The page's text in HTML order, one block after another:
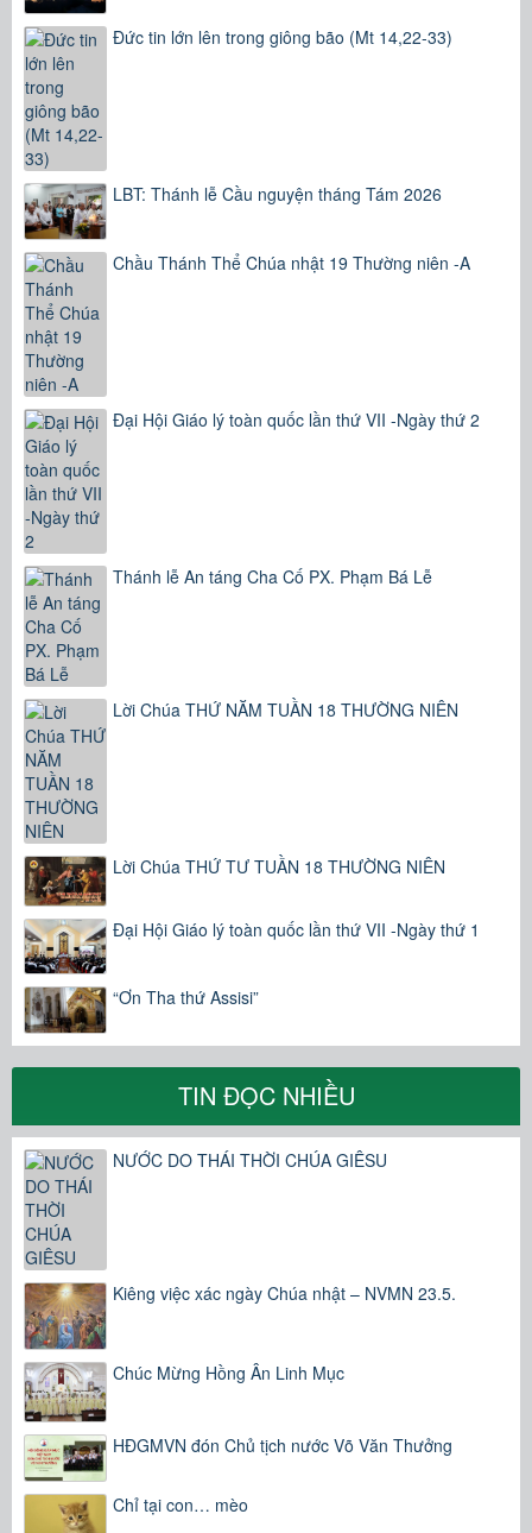
Đức tin lớn lên trong giông bão (Mt 14,22-33)
LBT: Thánh lễ Cầu nguyện tháng Tám 2026
Chầu Thánh Thể Chúa nhật 19 Thường niên -A
Đại Hội Giáo lý toàn quốc lần thứ VII -Ngày thứ 2
Thánh lễ An táng Cha Cố PX. Phạm Bá Lễ
Lời Chúa THỨ NĂM TUẦN 18 THƯỜNG NIÊN
Lời Chúa THỨ TƯ TUẦN 18 THƯỜNG NIÊN
Đại Hội Giáo lý toàn quốc lần thứ VII -Ngày thứ 1
“Ơn Tha thứ Assisi”
TIN ĐỌC NHIỀU
NƯỚC DO THÁI THỜI CHÚA GIÊSU
Kiêng việc xác ngày Chúa nhật – NVMN 23.5.
Chúc Mừng Hồng Ân Linh Mục
HĐGMVN đón Chủ tịch nước Võ Văn Thưởng
Chỉ tại con… mèo